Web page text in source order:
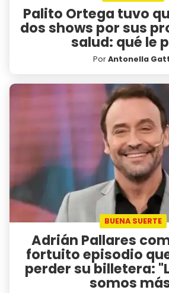
Palito Ortega tuvo
dos shows por sus
salud: qué le
PorAntonella
BUENA SUERTE
Adrián Pallares
fortuito episodio
perder su billetera:
somos